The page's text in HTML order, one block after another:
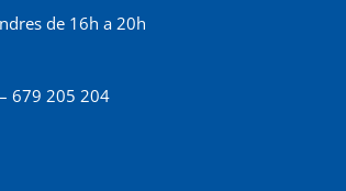
de 16h a 20h
679 205 204